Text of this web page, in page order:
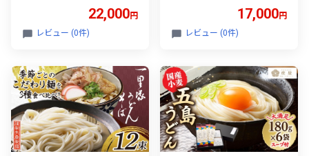
新上五島町 お中元 贈答 国
産 【ますだ製麺】 [RAM0
22,000円
レビュー (0件)
比べ 美味しい おいしい コ
シ 矢島製麺 老舗 食品 物価
久喜市
17,000円
レビュー (0件)